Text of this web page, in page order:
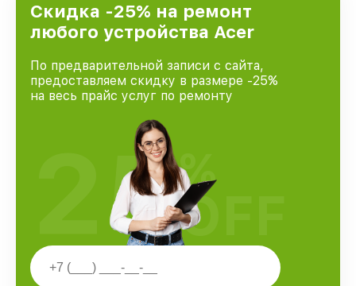
Скидка -25% на ремонт
любого устройства Acer
По предварительной записи с сайта,
предоставляем скидку в размере -25%
на весь прайс услуг по ремонту
25%
OFF